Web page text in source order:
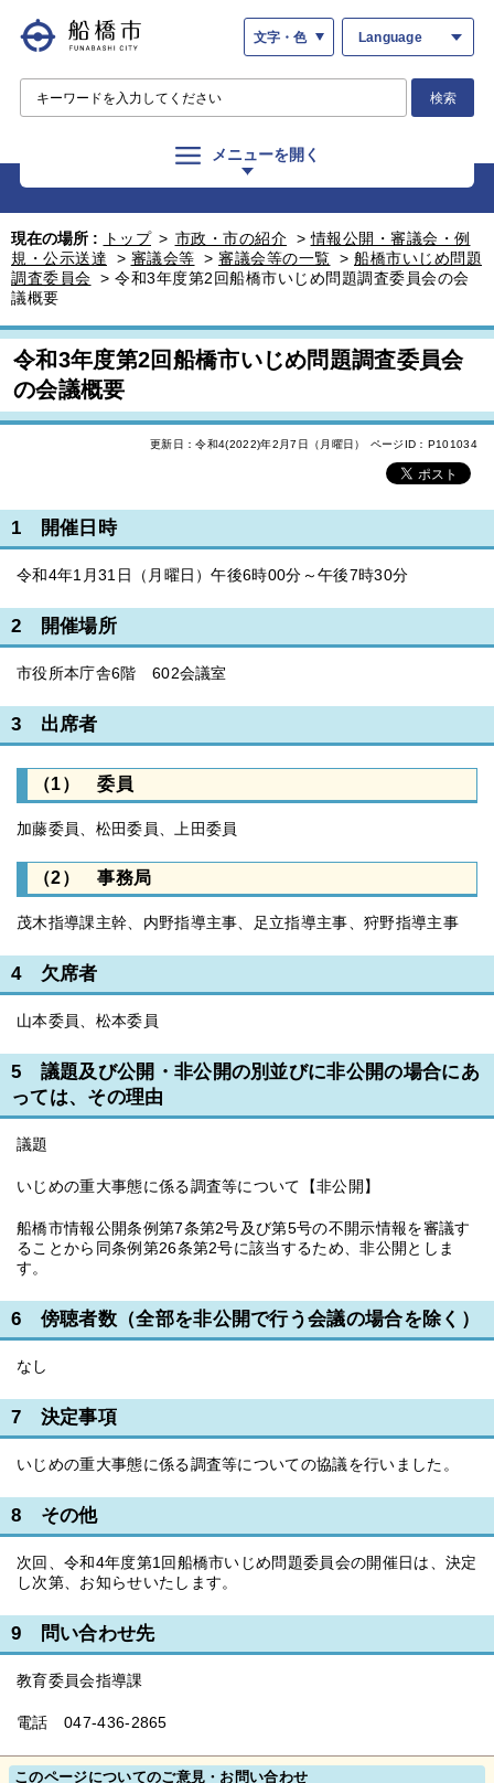
文字・色 Language
検索
メニューを開く
現在の場所 : トップ > 市政・市の紹介 >情報公開・審議会・例
規・公示送達
> 審議会等 > 審議会等の一覧 > 船橋市いじめ問題
調査委員会 > 令和3年度第2回船橋市いじめ問題調査委員会の会
議概要
令和3年度第2回船橋市いじめ問題調査委員会
の会議概要
更新日：令和4(2022)年2月7日（月曜日） ページID：P101034
1 開催日時
令和4年1月31日（月曜日）午後6時00分～午後7時30分
2 開催場所
市役所本庁舎6階 602会議室
3 出席者
（1） 委員
加藤委員、松田委員、上田委員
（2） 事務局
茂木指導課主幹、内野指導主事、足立指導主事、狩野指導主事
4 欠席者
山本委員、松本委員
5 議題及び公開・非公開の別並びに非公開の場合にあ
っては、その理由
議題
いじめの重大事態に係る調査等について【非公開】
船橋市情報公開条例第7条第2号及び第5号の不開示情報を審議す
ることから同条例第26条第2号に該当するため、非公開としま
す。
6 傍聴者数（全部を非公開で行う会議の場合を除く）
なし
7 決定事項
いじめの重大事態に係る調査等についての協議を行いました。
8 その他
次回、令和4年度第1回船橋市いじめ問題委員会の開催日は、決定
し次第、お知らせいたします。
9 問い合わせ先
教育委員会指導課
電話 047-436-2865
このページについてのご意見・お問い合わせ